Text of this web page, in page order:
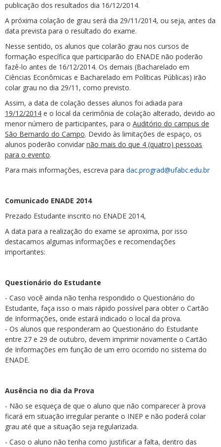
publicação dos resultados dia 16/12/2014.
A próxima colação de grau será dia 29/11/2014, ou seja, antes da
data prevista para o resultado do exame.
Nesse sentido, os alunos que colarão grau nos cursos de
formação específica que participarão do ENADE não poderão
fazê-lo antes de 16/12/2014. Os demais (Bacharelado em
Ciências Econômicas e Bacharelado em Políticas Públicas) irão
colar grau no dia 29/11, como previsto.
Assim, a data de colação desses alunos foi adiada para
19/12/2014 e o local da cerimônia de colação alterado, devido ao
menor número de participantes, para o Auditório do campus de
São Bernardo do Campo. Devido às limitações de espaço, os
alunos poderão convidar não mais do que 4 (quatro) pessoas
para o evento.
Para mais informações, escreva para dac.prograd@ufabc.edu.br
Comunicado ENADE 2014
Prezado Estudante inscrito no ENADE 2014,
A data para a realização do exame se aproxima, por isso
destacamos algumas informações e recomendações
importantes:
Questionário do Estudante
- Caso você ainda não tenha respondido o Questionário do
Estudante, faça isso o mais rápido possível para obter o Cartão
de Informações, onde estará indicado o local da prova.
- Os alunos que responderam ao Questionário do Estudante
entre 27 e 29 de outubro, devem imprimir novamente o Cartão
de Informações em função de um erro ocorrido no sistema do
ENADE.
Ausência no dia da Prova
- Não se esqueça de que o aluno que não comparecer à prova
ficará em situação irregular perante o INEP e não poderá colar
grau até que a situação seja regularizada.
- Caso o aluno não tenha como justificar a falta, dentro das